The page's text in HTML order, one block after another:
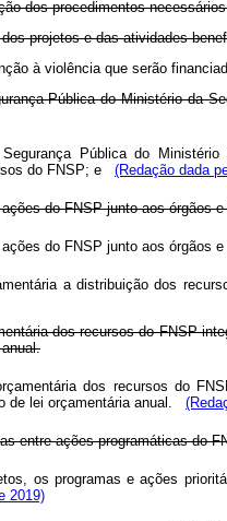
dos procedimentos
projetos e das atividades
à violência que serão
Pública do Ministério da
Pública do
do FNSP; e (Redação dada
do FNSP junto aos órgãos
do FNSP junto aos
a distribuição dos
dos recursos do FNSP
dos recursos do
de lei orçamentária anual.
entre ações programáticas do
os programas e ações
2019)